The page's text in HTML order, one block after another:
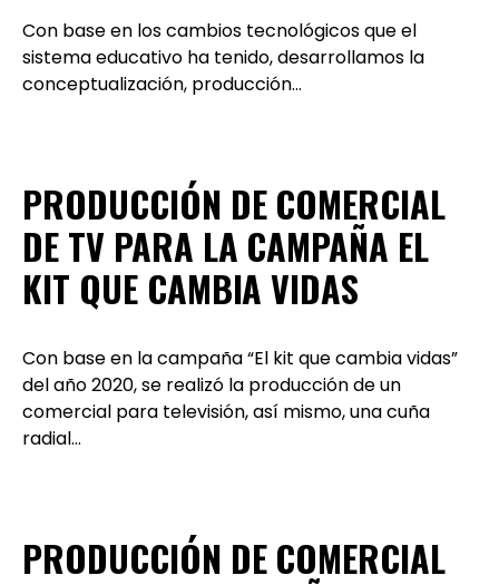
Con base en los cambios tecnológicos que el
sistema educativo ha tenido, desarrollamos la
conceptualización, producción…
PRODUCCIÓN DE COMERCIAL
DE TV PARA LA CAMPAÑA EL
KIT QUE CAMBIA VIDAS
Con base en la campaña “El kit que cambia vidas”
del año 2020, se realizó la producción de un
comercial para televisión, así mismo, una cuña
radial…
PRODUCCIÓN DE COMERCIAL